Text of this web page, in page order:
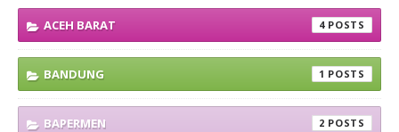
ACEH BARAT 4
BANDUNG 1
BAPERMEN 2